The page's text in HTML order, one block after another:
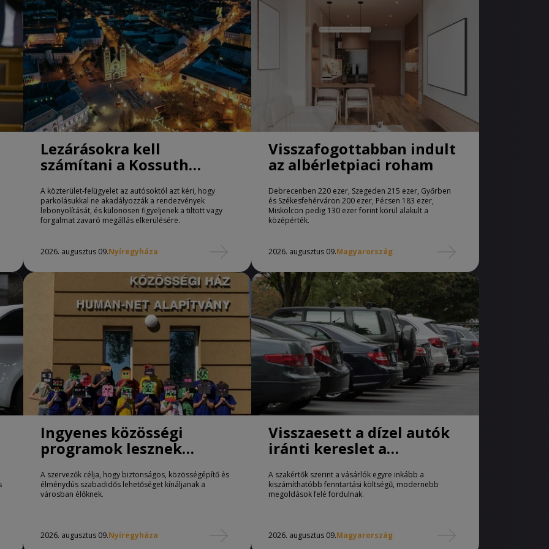
Lezárásokra kell
számítani a Kossuth
A közterület-felügyelet az autósoktól azt kéri, hogy
parkolásukkal ne akadályozzák a rendezvények
lebonyolítását, és különösen figyeljenek a tiltott vagy
forgalmat zavaró megállás elkerülésére.
2026. augusztus 09.Nyíregyháza
Visszafogottabban indult
az albérletpiaci roham
Debrecenben 220 ezer, Szegeden 215 ezer, Győrben
és Székesfehérváron 200 ezer, Pécsen 183 ezer,
Miskolcon pedig 130 ezer forint körül alakult a
középérték.
2026. augusztus 09.Magyarország
Ingyenes közösségi
programok lesznek
Nyíregyházán
A szervezők célja, hogy biztonságos, közösségépítő és
élménydús szabadidős lehetőséget kínáljanak a
városban élőknek.
2026. augusztus 09.Nyíregyháza
Visszaesett a dízel autók
iránti kereslet a
A szakértők szerint a vásárlók egyre inkább a
kiszámíthatóbb fenntartási költségű, modernebb
megoldások felé fordulnak.
2026. augusztus 09.Magyarország